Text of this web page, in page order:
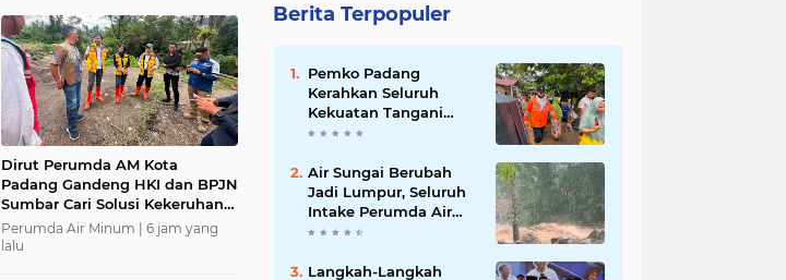
Dirut Perumda AM Kota
Padang Gandeng HKI dan BPJN
Sumbar Cari Solusi Kekeruhan
Air Baku Sungai Paraku
Perumda Air Minum |
6 jam yang
lalu
Berita Terpopuler
Pemko Padang
Kerahkan Seluruh
Kekuatan Tangani
Dampak Banjir, Fadly
Percepatan Proyek
Pengendalian
Bencana
Air Sungai Berubah
Jadi Lumpur, Seluruh
Intake Perumda Air
Minum Padang
Ribuan Pelanggan
Langkah-Langkah